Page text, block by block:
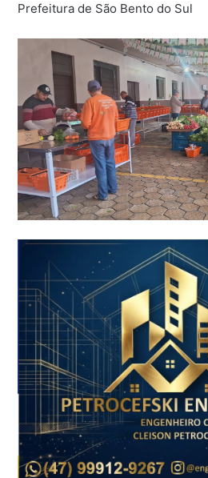
Prefeitura de São Bento do Sul